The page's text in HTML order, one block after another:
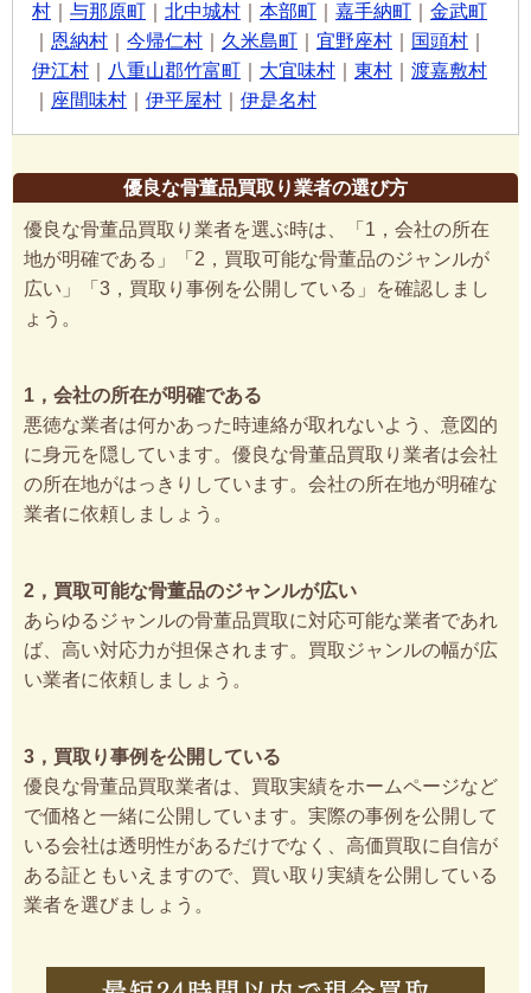
村
与那原町 北中城村 本部町 嘉手納町
金武町
恩納村 今帰仁村 久米島町 宜野座村 国頭村
伊江村
八重山郡竹富町 大宜味村 東村
渡嘉敷村
座間味村 伊平屋村 伊是名村
優良な骨董品買取り業者の選び方
優良な骨董品買取り業者を選ぶ時は、「1，会社の所在
地が明確である」「2，買取可能な骨董品のジャンルが
広い」「3，買取り事例を公開している」を確認しまし
ょう。
1，会社の所在が明確である
悪徳な業者は何かあった時連絡が取れないよう、意図的
に身元を隠しています。優良な骨董品買取り業者は会社
の所在地がはっきりしています。会社の所在地が明確な
業者に依頼しましょう。
2，買取可能な骨董品のジャンルが広い
あらゆるジャンルの骨董品買取に対応可能な業者であれ
ば、高い対応力が担保されます。買取ジャンルの幅が広
い業者に依頼しましょう。
3，買取り事例を公開している
優良な骨董品買取業者は、買取実績をホームページなど
で価格と一緒に公開しています。実際の事例を公開して
いる会社は透明性があるだけでなく、高価買取に自信が
ある証ともいえますので、買い取り実績を公開している
業者を選びましょう。